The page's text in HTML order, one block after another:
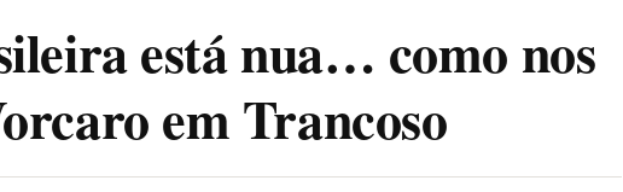
está nua… como nos
em Trancoso